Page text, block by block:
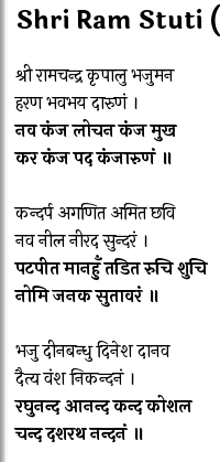
Shri Ram Stuti
श्री रामचन्द्र कृपालु भजुमन
हरण भवभय दारुणं ।
नव कंज लोचन कंज मुख
कर कंज पद कंजारुणं ॥
कन्दर्प अगणित अमित छवि
नव नील नीरद सुन्दरं ।
पटपीत मानहुँ तडित रुचि शुचि
नोमि जनक सुतावरं ॥
भजु दीनबन्धु दिनेश दानव
दैत्य वंश निकन्दनं ।
रघुनन्द आनन्द कन्द कोशल
चन्द दशरथ नन्दनं ॥